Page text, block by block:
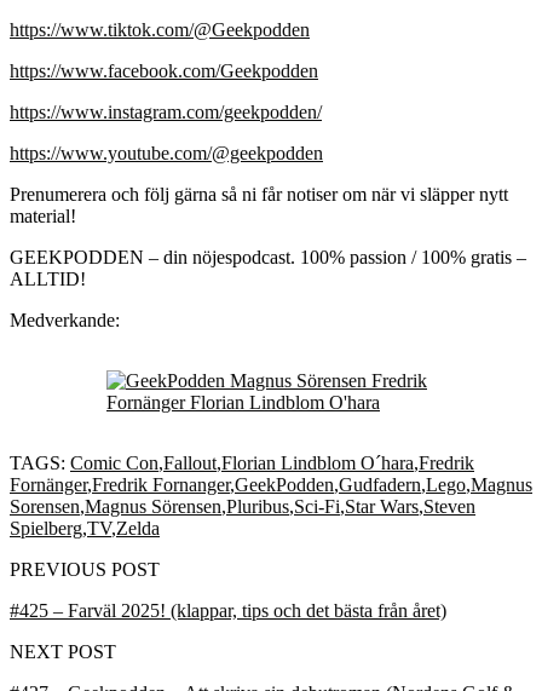
https://www.tiktok.com/@Geekpodden
https://www.facebook.com/Geekpodden
https://www.instagram.com/geekpodden/⁠⁠⁠⁠⁠⁠⁠⁠⁠⁠⁠⁠⁠⁠⁠⁠⁠⁠⁠⁠⁠⁠⁠⁠⁠⁠⁠⁠⁠
https://www.youtube.com/@geekpodden
Prenumerera och följ gärna så ni får notiser om när vi släpper nytt
material!
GEEKPODDEN – din nöjespodcast. 100% passion / 100% gratis –
ALLTID!
Medverkande:
TAGS: Comic Con,Fallout,Florian Lindblom O´hara,Fredrik
Fornänger,Fredrik Fornanger,GeekPodden,Gudfadern,Lego,Magnus
Sorensen,Magnus Sörensen,Pluribus,Sci-Fi,Star Wars,Steven
Spielberg,TV,Zelda
PREVIOUS POST
#425 – Farväl 2025! (klappar, tips och det bästa från året)
NEXT POST